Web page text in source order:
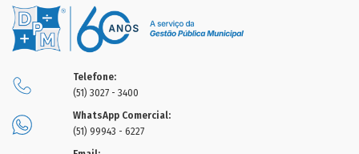
Telefone:
(51) 3027 - 3400
WhatsApp Comercial:
(51) 99943 - 6227